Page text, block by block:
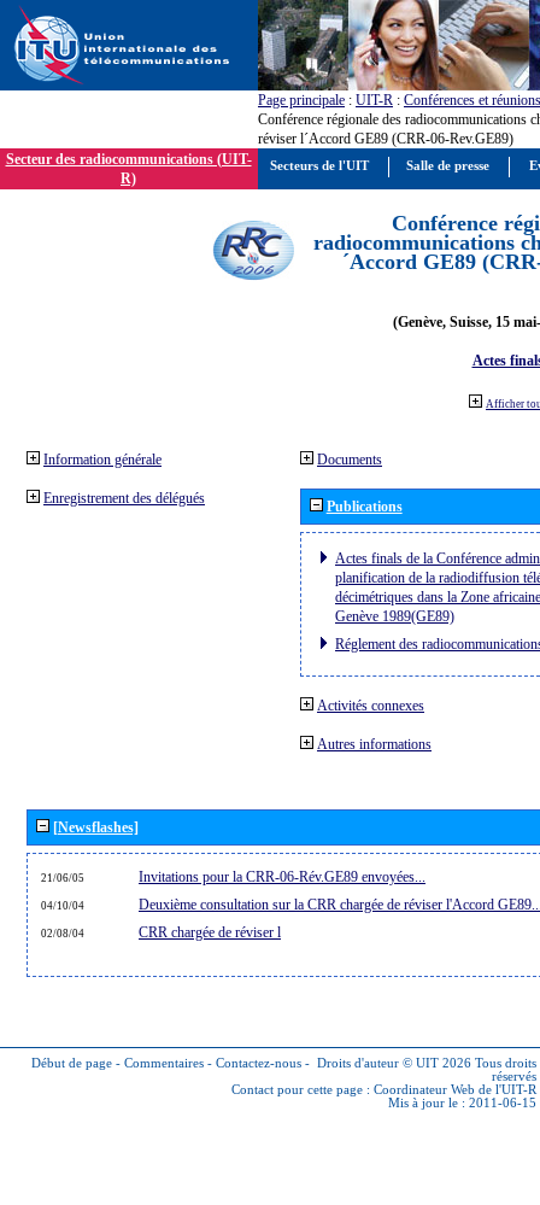
Page principale : UIT-R : Conférences et réunions
Conférence régionale des radiocommunications
réviser l´Accord GE89 (CRR-06-Rev.GE89)
Secteur des radiocommunications (UIT-
R)
Conférence
radiocommunications
´Accord GE89
(Genève, Suisse, 15
Actes
Afficher
Information générale
Enregistrement des délégués
Documents
Publications
Actes finals de la Conférence
planification de la radiodiffusion
décimétriques dans la Zone
Genève 1989(GE89)
Réglement des
Activités connexes
Autres informations
[Newsflashes]
21/06/05 Invitations pour la CRR-06-Rév.GE89 envoyées...
04/10/04 Deuxième consultation sur la CRR chargée de réviser l'Accord
02/08/04 CRR chargée de réviser l
Début de page - Commentaires - Contactez-nous - Droits d'auteur © UIT 2026 Tous droits
réservés
Contact pour cette page : Coordinateur Web de l'UIT-R
Mis à jour le : 2011-06-15
Secteurs de l'UIT Salle de presse